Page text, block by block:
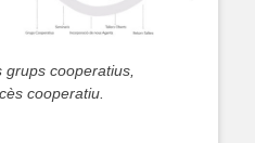
cooperatius,
cooperatiu.